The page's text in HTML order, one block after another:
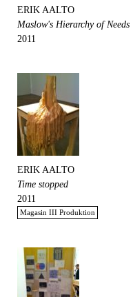
ERIK AALTO
Maslow's Hierarchy of Needs
2011
ERIK AALTO
Time stopped
2011
Magasin III Produktion